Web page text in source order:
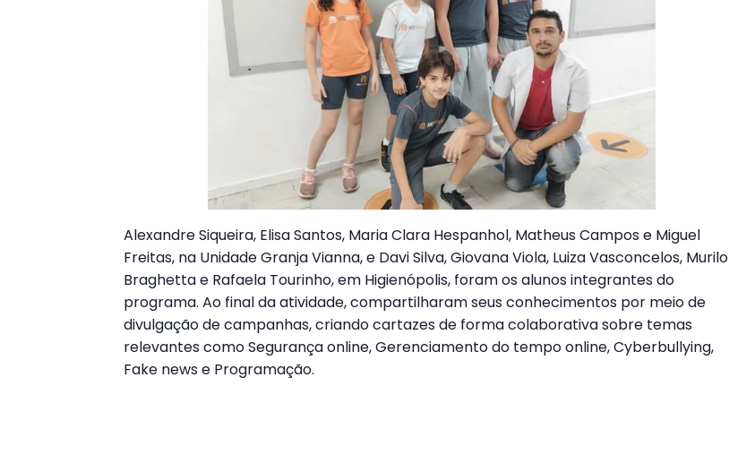
Alexandre Siqueira, Elisa Santos, Maria Clara Hespanhol, Matheus Campos e Miguel
Freitas, na Unidade Granja Vianna, e Davi Silva, Giovana Viola, Luiza Vasconcelos, Murilo
Braghetta e Rafaela Tourinho, em Higienópolis, foram os alunos integrantes do
programa. Ao final da atividade, compartilharam seus conhecimentos por meio de
divulgação de campanhas, criando cartazes de forma colaborativa sobre temas
relevantes como Segurança online, Gerenciamento do tempo online, Cyberbullying,
Fake news e Programação.